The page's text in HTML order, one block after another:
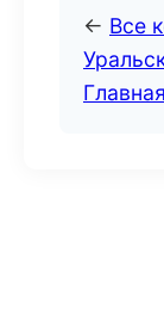
← Все